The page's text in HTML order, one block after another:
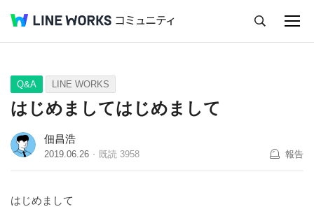
Q&A Tips Ideas
Q&A LINE WORKS
はじめましてはじめまして
佃昌浩
2019.06.26 既読 3958 報告
はじめまして